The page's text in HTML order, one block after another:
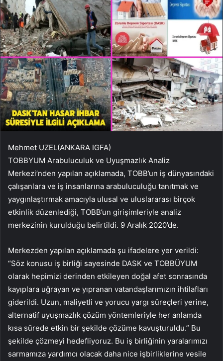
Mehmet UZEL(ANKARA IGFA)
TOBBYUM Arabuluculuk ve Uyuşmazlık Analiz
Merkezi’nden yapılan açıklamada, TOBB’un iş dünyasındaki
çalışanlara ve iş insanlarına arabuluculuğu tanıtmak ve
yaygınlaştırmak amacıyla ulusal ve uluslararası birçok
etkinlik düzenlediği, TOBB’un girişimleriyle analiz
merkezinin kurulduğu belirtildi. 9 Aralık 2020’de.
Merkezden yapılan açıklamada şu ifadelere yer verildi:
“Söz konusu iş birliği sayesinde DASK ve TOBBÜYUM
olarak hepimizi derinden etkileyen doğal afet sonrasında
kayıplara uğrayan ve yıpranan vatandaşlarımızın ihtilafları
giderildi. Uzun, maliyetli ve yorucu yargı süreçleri yerine,
alternatif uyuşmazlık çözüm yöntemleriyle her anlamda
kısa sürede etkin bir şekilde çözüme kavuşturuldu.” Bu
şekilde çözmeyi hedefliyoruz. Bu iş birliğinin yaralarımızı
sarmamıza yardımcı olacak daha nice işbirliklerine vesile